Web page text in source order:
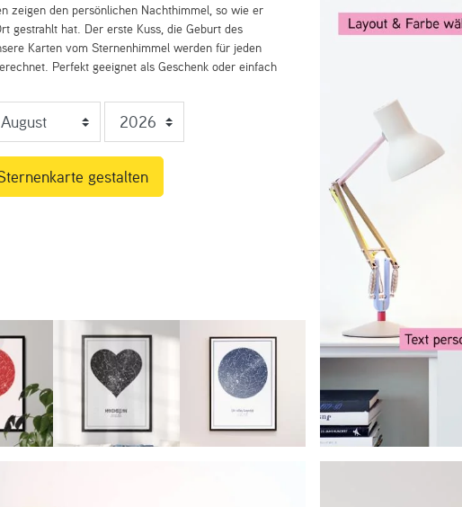
zeigen den persönlichen Nachthimmel, so wie er
gestrahlt hat. Der erste Kuss, die Geburt des
Karten vom Sternenhimmel werden für jeden
Perfekt geeignet als Geschenk oder einfach